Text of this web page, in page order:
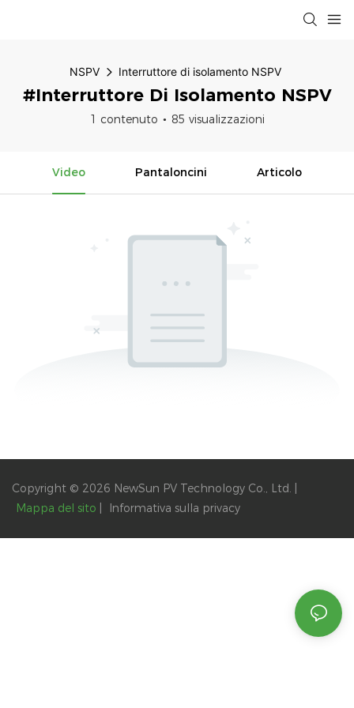
NSPV Interruttore di isolamento NSPV
#Interruttore Di Isolamento NSPV
1 contenuto 85 visualizzazioni
Video Pantaloncini Articolo
Copyright © 2026 NewSun PV Technology Co., Ltd. |
Mappa del sito
Informativa sulla privacy